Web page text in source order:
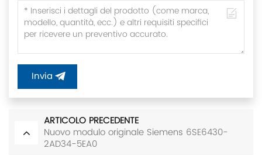
Invia
ARTICOLO PRECEDENTE
Nuovo modulo originale Siemens 6SE6430-
2AD34-5EA0